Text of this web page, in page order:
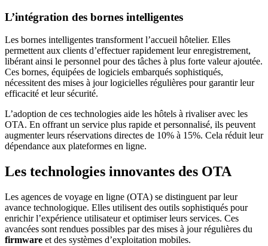
L’intégration des bornes intelligentes
Les bornes intelligentes transforment l’accueil hôtelier. Elles
permettent aux clients d’effectuer rapidement leur enregistrement,
libérant ainsi le personnel pour des tâches à plus forte valeur ajoutée.
Ces bornes, équipées de logiciels embarqués sophistiqués,
nécessitent des mises à jour logicielles régulières pour garantir leur
efficacité et leur sécurité.
L’adoption de ces technologies aide les hôtels à rivaliser avec les
OTA. En offrant un service plus rapide et personnalisé, ils peuvent
augmenter leurs réservations directes de 10% à 15%. Cela réduit leur
dépendance aux plateformes en ligne.
Les technologies innovantes des OTA
Les agences de voyage en ligne (OTA) se distinguent par leur
avance technologique. Elles utilisent des outils sophistiqués pour
enrichir l’expérience utilisateur et optimiser leurs services. Ces
avancées sont rendues possibles par des mises à jour régulières du
firmware et des systèmes d’exploitation mobiles.